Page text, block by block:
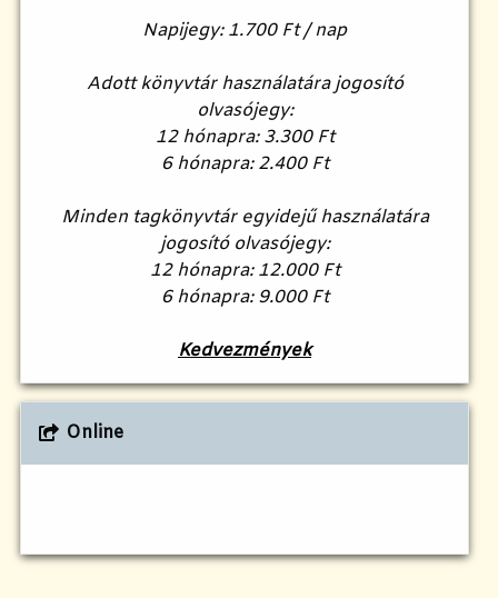
Napijegy: 1.700 Ft / nap
Adott könyvtár használatára jogosító
olvasójegy:
12 hónapra: 3.300 Ft
6 hónapra: 2.400 Ft
Minden tagkönyvtár egyidejű használatára
jogosító olvasójegy:
12 hónapra: 12.000 Ft
6 hónapra: 9.000 Ft
Kedvezmények
Online